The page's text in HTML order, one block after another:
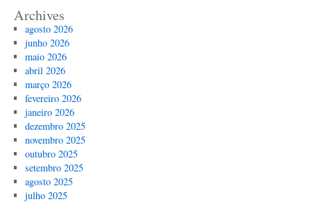
Archives
agosto 2026
junho 2026
maio 2026
abril 2026
março 2026
fevereiro 2026
janeiro 2026
dezembro 2025
novembro 2025
outubro 2025
setembro 2025
agosto 2025
julho 2025